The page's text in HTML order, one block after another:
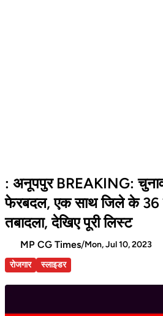
: अनूपपुर BREAKING:
फेरबदल, एक साथ जिले के 36
तबादला, देखिए पूरी लिस्ट
MP CG Times/Mon, Jul 10, 2023
रोजगार
स्लाइडर